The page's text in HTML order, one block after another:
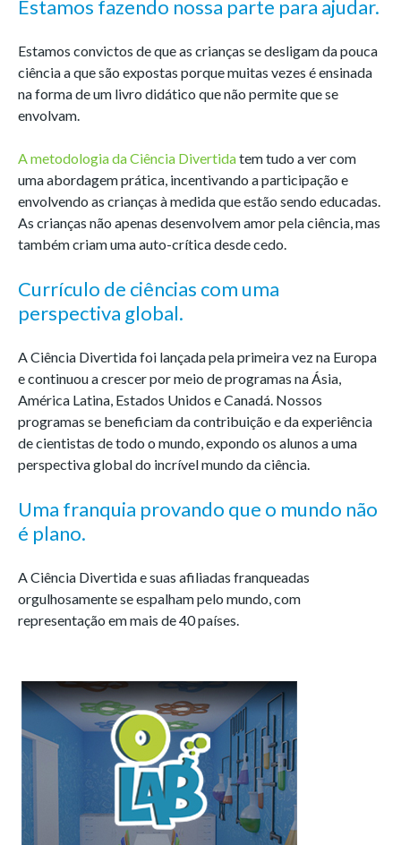
Estamos fazendo nossa parte para ajudar.
Estamos convictos de que as crianças se desligam da pouca
ciência a que são expostas porque muitas vezes é ensinada
na forma de um livro didático que não permite que se
envolvam.
A metodologia da Ciência Divertidatem tudo a ver com
uma abordagem prática, incentivando a participação e
envolvendo as crianças à medida que estão sendo educadas.
As crianças não apenas desenvolvem amor pela ciência, mas
também criam uma auto-crítica desde cedo.
Currículo de ciências com uma
perspectiva global.
A Ciência Divertida foi lançada pela primeira vez na Europa
e continuou a crescer por meio de programas na Ásia,
América Latina, Estados Unidos e Canadá. Nossos
programas se beneficiam da contribuição e da experiência
de cientistas de todo o mundo, expondo os alunos a uma
perspectiva global do incrível mundo da ciência.
Uma franquia provando que o mundo não
é plano.
A Ciência Divertida e suas afiliadas franqueadas
orgulhosamente se espalham pelo mundo, com
representação em mais de 40 países.